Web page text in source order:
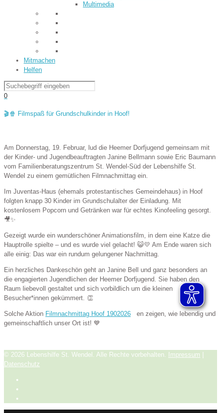
Multimedia
Mitmachen
Helfen
0
🎬🍿 Filmspaß für Grundschulkinder in Hoof!
Am Donnerstag, 19. Februar, lud die Heemer Dorfjugend gemeinsam mit
der Kinder- und Jugendbeauftragten Janine Bellmann sowie Eric Baumann
vom Familienberatungszentrum St. Wendel-Süd der Lebenshilfe St.
Wendel zu einem gemütlichen Filmnachmittag ein.
Im Juventas-Haus (ehemals protestantisches Gemeindehaus) in Hoof
folgten knapp 30 Kinder im Grundschulalter der Einladung. Mit
kostenlosem Popcorn und Getränken war für echtes Kinofeeling gesorgt.
🎥✨
Gezeigt wurde ein wunderschöner Animationsfilm, in dem eine Katze die
Hauptrolle spielte – und es wurde viel gelacht! 😺💛 Am Ende waren sich
alle einig: Das war ein rundum gelungener Nachmittag.
Ein herzliches Dankeschön geht an Janine Bell und ganz besonders an
die engagierten Jugendlichen der Heemer Dorfjugend. Sie haben den
Raum liebevoll gestaltet und sich vorbildlich um die kleinen
Besucher*innen gekümmert. 👏
Solche Aktion Filmnachmittag Hoof 1902026 en zeigen, wie lebendig und
gemeinschaftlich unser Ort ist! 💙
© 2026 Lebenshilfe St. Wendel. Alle Rechte vorbehalten. Impressum |
Datenschutz